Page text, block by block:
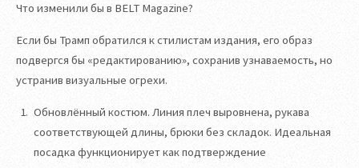
Что изменили бы в BELT Magazine?
Если бы Трамп обратился к стилистам издания, его образ
подвергся бы «редактированию», сохранив узнаваемость, но
устранив визуальные огрехи.
Обновлённый костюм. Линия плеч выровнена, рукава
соответствующей длины, брюки без складок. Идеальная
посадка функционирует как подтверждение